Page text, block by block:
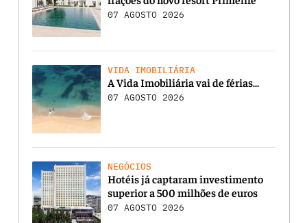
07 AGOSTO 2026
VIDA IMOBILIÁRIA
A Vida Imobiliária vai de férias…
07 AGOSTO 2026
NEGÓCIOS
Hotéis já captaram investimento
superior a 500 milhões de euros
07 AGOSTO 2026